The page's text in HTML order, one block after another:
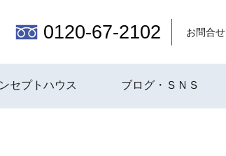
0120-67-2102 お問合せ
セプトハウス ブログ・ＳＮＳ